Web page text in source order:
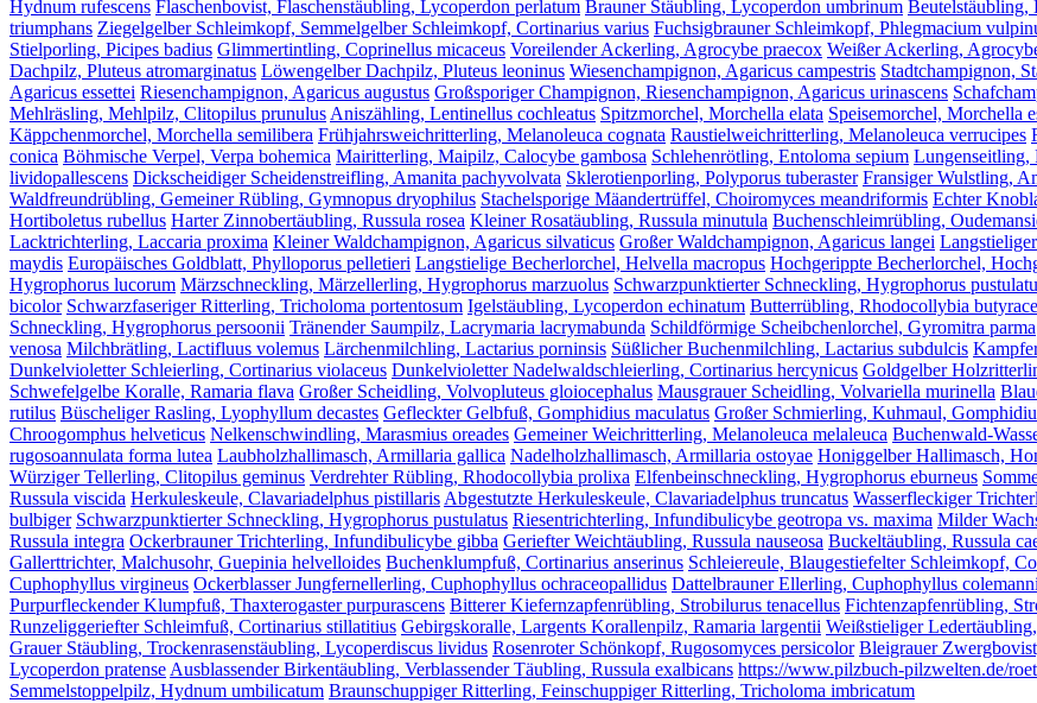
Hydnum rufescens Flaschenbovist, Flaschenstäubling, Lycoperdon perlatum Brauner Stäubling, Lycoperdon umbrinum Beutelstäubling,
triumphans Ziegelgelber Schleimkopf, Semmelgelber Schleimkopf, Cortinarius varius Fuchsigbrauner Schleimkopf, Phlegmacium
Stielporling, Picipes badius Glimmertintling, Coprinellus micaceus Voreilender Ackerling, Agrocybe praecox Weißer Ackerling,
Dachpilz, Pluteus atromarginatus Löwengelber Dachpilz, Pluteus leoninus Wiesenchampignon, Agaricus campestris Stadtchampignon,
Agaricus essettei Riesenchampignon, Agaricus augustus Großsporiger Champignon, Riesenchampignon, Agaricus urinascens
Mehlräsling, Mehlpilz, Clitopilus prunulusAniszähling, Lentinellus cochleatus Spitzmorchel, Morchella elata Speisemorchel, Morchella
Käppchenmorchel, Morchella semilibera Frühjahrsweichritterling, Melanoleuca cognata Raustielweichritterling, Melanoleuca verrucipes
conica Böhmische Verpel, Verpa bohemica Mairitterling, Maipilz, Calocybe gambosa Schlehenrötling, Entoloma sepium Lungenseitling,
lividopallescens Dickscheidiger Scheidenstreifling, Amanita pachyvolvata Sklerotienporling, Polyporus tuberaster Fransiger Wulstling,
Waldfreundrübling, Gemeiner Rübling, Gymnopus dryophilus Stachelsporige Mäandertrüffel, Choiromyces meandriformis Echter
Hortiboletus rubellus Harter Zinnobertäubling, Russula rosea Kleiner Rosatäubling, Russula minutula Buchenschleimrübling,
Lacktrichterling, Laccaria proxima Kleiner Waldchampignon, Agaricus silvaticus Großer Waldchampignon, Agaricus langei
maydis Europäisches Goldblatt, Phylloporus pelletieri Langstielige Becherlorchel, Helvella macropus Hochgerippte Becherlorchel,
Hygrophorus lucorum Märzschneckling, Märzellerling, Hygrophorus marzuolus Schwarzpunktierter Schneckling, Hygrophorus
bicolor Schwarzfaseriger Ritterling, Tricholoma portentosum Igelstäubling, Lycoperdon echinatum Butterrübling, Rhodocollybia
Schneckling, Hygrophorus persoonii Tränender Saumpilz, Lacrymaria lacrymabunda Schildförmige Scheibchenlorchel, Gyromitra parma
venosa Milchbrätling, Lactifluus volemus Lärchenmilchling, Lactarius porninsis Süßlicher Buchenmilchling, Lactarius subdulcis
Dunkelvioletter Schleierling, Cortinarius violaceus Dunkelvioletter Nadelwaldschleierling, Cortinarius hercynicus Goldgelber
Schwefelgelbe Koralle, Ramaria flava Großer Scheidling, Volvopluteus gloiocephalus Mausgrauer Scheidling, Volvariella murinella
rutilus Büscheliger Rasling, Lyophyllum decastes Gefleckter Gelbfuß, Gomphidius maculatus Großer Schmierling, Kuhmaul,
Chroogomphus helveticus Nelkenschwindling, Marasmius oreades Gemeiner Weichritterling, Melanoleuca melaleuca Buchenwald-
rugosoannulata forma lutea Laubholzhallimasch, Armillaria gallica Nadelholzhallimasch, Armillaria ostoyae Honiggelber Hallimasch,
Würziger Tellerling, Clitopilus geminus Verdrehter Rübling, Rhodocollybia prolixa Elfenbeinschneckling, Hygrophorus eburneus
Russula viscida Herkuleskeule, Clavariadelphus pistillarisAbgestutzte Herkuleskeule, Clavariadelphus truncatus Wasserfleckiger
bulbiger Schwarzpunktierter Schneckling, Hygrophorus pustulatus Riesentrichterling, Infundibulicybe geotropa vs. maxima Milder
Russula integra Ockerbrauner Trichterling, Infundibulicybe gibba Geriefter Weichtäubling, Russula nauseosa Buckeltäubling, Russula
Gallerttrichter, Malchusohr, Guepinia helvelloides Buchenklumpfuß, Cortinarius anserinus Schleiereule, Blaugestiefelter Schleimkopf,
Cuphophyllus virgineus Ockerblasser Jungfernellerling, Cuphophyllus ochraceopallidus Dattelbrauner Ellerling, Cuphophyllus
Purpurfleckender Klumpfuß, Thaxterogaster purpurascens Bitterer Kiefernzapfenrübling, Strobilurus tenacellus Fichtenzapfenrübling,
Runzeliggeriefter Schleimfuß, Cortinarius stillatitius Gebirgskoralle, Largents Korallenpilz, Ramaria largentii Weißstieliger
Grauer Stäubling, Trockenrasenstäubling, Lycoperdiscus lividus Rosenroter Schönkopf, Rugosomyces persicolor Bleigrauer
Lycoperdon pratenseAusblassender Birkentäubling, Verblassender Täubling, Russula exalbicans https://www.pilzbuch-pilzwelten.de/
Semmelstoppelpilz, Hydnum umbilicatum Braunschuppiger Ritterling, Feinschuppiger Ritterling, Tricholoma imbricatum